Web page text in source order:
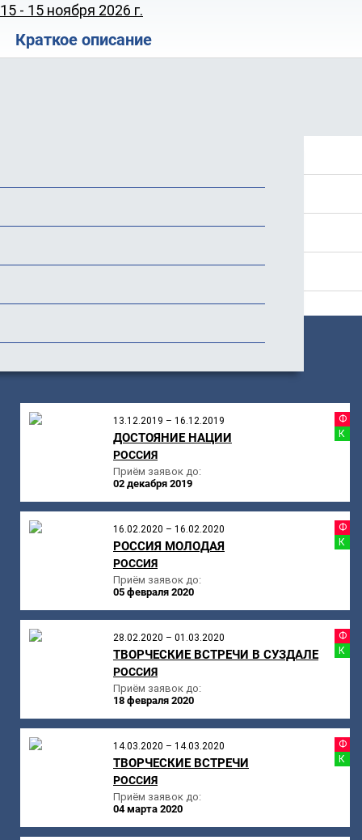
15 - 15 ноября 2026 г.
Краткое описание
13.12.2019 – 16.12.2019
ДОСТОЯНИЕ НАЦИИ
РОССИЯ
Приём заявок до:
02 декабря 2019
16.02.2020 – 16.02.2020
РОССИЯ МОЛОДАЯ
РОССИЯ
Приём заявок до:
05 февраля 2020
28.02.2020 – 01.03.2020
ТВОРЧЕСКИЕ ВСТРЕЧИ В СУЗДАЛЕ
РОССИЯ
Приём заявок до:
18 февраля 2020
14.03.2020 – 14.03.2020
ТВОРЧЕСКИЕ ВСТРЕЧИ
РОССИЯ
Приём заявок до:
04 марта 2020